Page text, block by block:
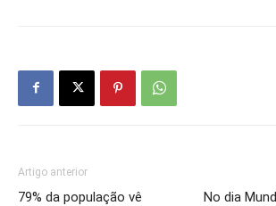
Artigo anterior
79% da população vê
No dia